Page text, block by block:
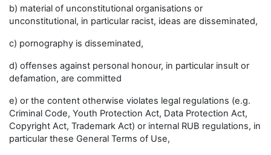
b) material of unconstitutional organisations or
unconstitutional, in particular racist, ideas are disseminated,
c) pornography is disseminated,
d) offenses against personal honour, in particular insult or
defamation, are committed
e) or the content otherwise violates legal regulations (e.g.
Criminal Code, Youth Protection Act, Data Protection Act,
Copyright Act, Trademark Act) or internal RUB regulations, in
particular these General Terms of Use,